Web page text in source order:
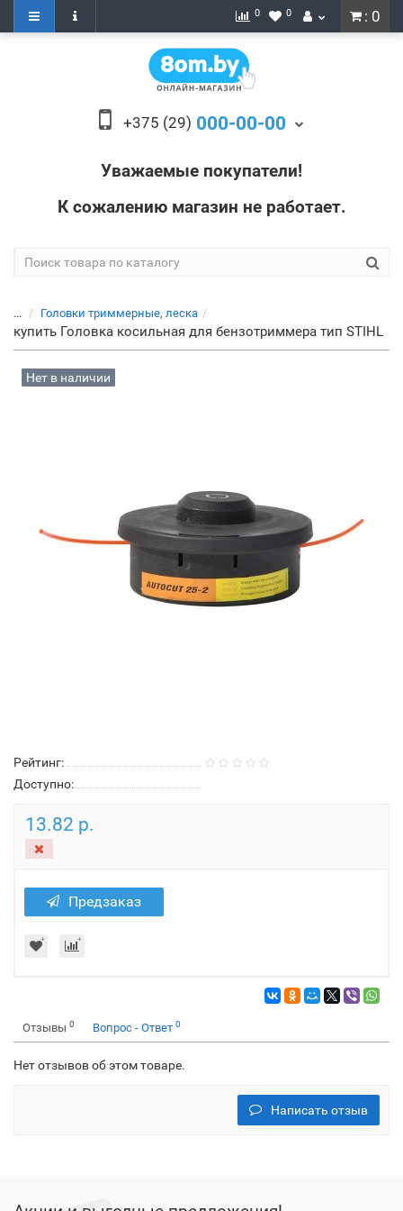
: 0
0 0
+375 (29) 000-00-00
Уважаемые покупатели!
К сожалению магазин не работает.
... Головки триммерные, леска
купить Головка косильная для бензотриммера тип STIHL
Нет в наличии
Рейтинг:
Доступно:
13.82 р.
Предзаказ
Отзывы 0 Вопрос - Ответ 0
Нет отзывов об этом товаре.
Написать отзыв